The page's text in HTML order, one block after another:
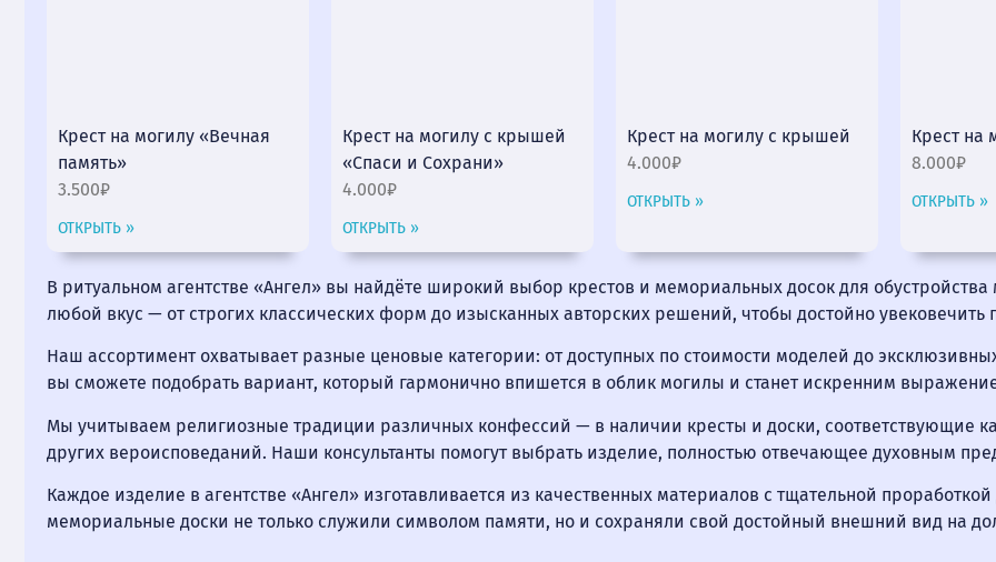
Крест на могилу «Вечная
память»
3.500₽
ОТКРЫТЬ »
Крест на могилу с крышей
«Спаси и Сохрани»
4.000₽
ОТКРЫТЬ »
Крест на могилу с крышей
4.000₽
ОТКРЫТЬ »
Крест на
8.000₽
ОТКРЫТЬ »
В ритуальном агентстве «Ангел» вы найдёте широкий выбор крестов и мемориальных досок для
любой вкус — от строгих классических форм до изысканных авторских решений, чтобы достойно увековечить
Наш ассортимент охватывает разные ценовые категории: от доступных по стоимости моделей до
вы сможете подобрать вариант, который гармонично впишется в облик могилы и станет искренним
Мы учитываем религиозные традиции различных конфессий — в наличии кресты и доски, соответствующие
других вероисповеданий. Наши консультанты помогут выбрать изделие, полностью отвечающее духовным
Каждое изделие в агентстве «Ангел» изготавливается из качественных материалов с тщательной
мемориальные доски не только служили символом памяти, но и сохраняли свой достойный внешний вид на